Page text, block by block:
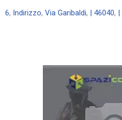
6, Indirizzo, Via Garibaldi, | 46040,